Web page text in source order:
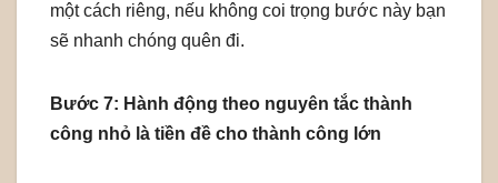
một cách riêng, nếu không coi trọng bước này bạn
sẽ nhanh chóng quên đi.
Bước 7: Hành động theo nguyên tắc thành
công nhỏ là tiền đề cho thành công lớn